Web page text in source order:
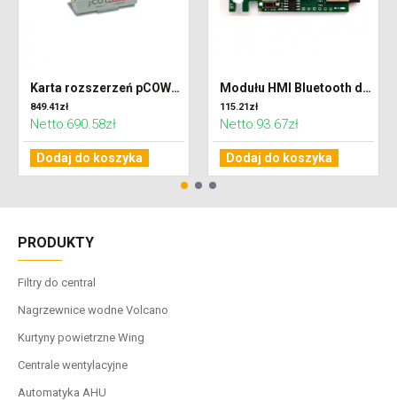
Karta rozszerzeń pCOWeb dla sterowników uPC i uPC3
849.41zł
Netto:690.58zł
Dodaj do koszyka
Modułu HMI Bluetooth dla central Ventus
115.21zł
Netto:93.67zł
Dodaj do koszyka
PRODUKTY
Filtry do central
Nagrzewnice wodne Volcano
Kurtyny powietrzne Wing
Centrale wentylacyjne
Automatyka AHU